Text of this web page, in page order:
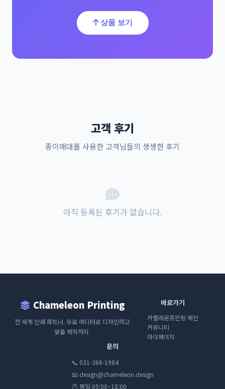
상품 보기
고객 후기
종이매대를 사용한 고객님들의 생생한 후기
아직 등록된 후기가 없습니다.
Chameleon Printing
전 세계 인쇄 파트너. 무료 에디터로 디자인하고
맞춤 제작까지.
바로가기
카멜레온프린팅 메인
커뮤니티
마이페이지
문의
📞 031-366-1984
📧 design@chameleon.design
🕐 평일 09:00~18:00